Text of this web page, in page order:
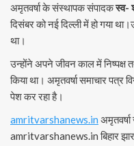
अमृतवर्षा के संस्थापक संपादकस्व-
दिसंबर को नई दिल्ली में हो गया
था।
उन्होंने अपने जीवन काल में निष्पक्ष
किया था। अमृतवर्षा समाचार पत्र
पेश कर रहा है।
amritvarshanews.in
amritvarshanews.in बिहार